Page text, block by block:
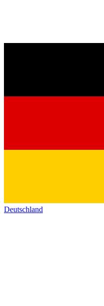
Deutschland